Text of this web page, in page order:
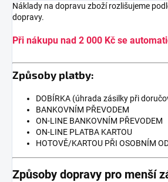
Náklady na dopravu zboží rozlišujeme
dopravy.
Při nákupu nad 2 000 Kč se
Způsoby platby:
DOBÍRKA (úhrada zásilky při
BANKOVNÍM PŘEVODEM
ON-LINE BANKOVNÍM PŘEVODEM
ON-LINE PLATBA KARTOU
HOTOVĚ/KARTOU PŘI OSOBNÍM
Způsoby dopravy pro menší